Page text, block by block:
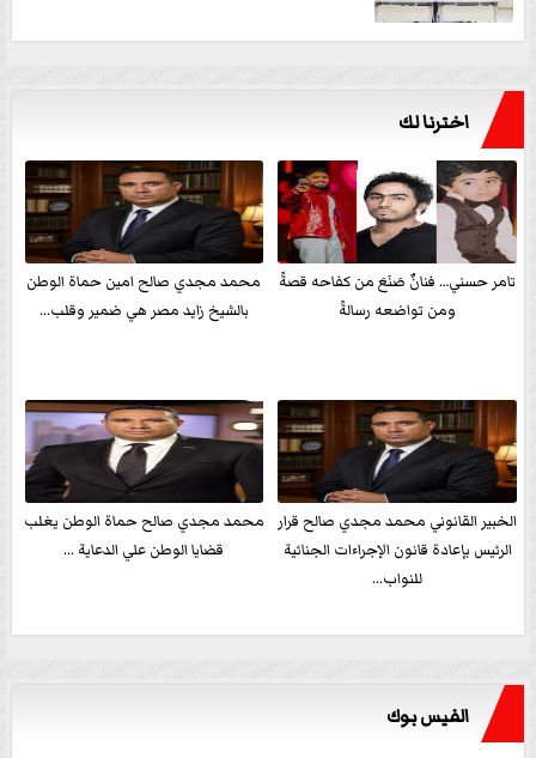
اخترنا لك
تامر حسني… فنانٌ صَنَعَ من كفاحه قصةً
ومن تواضعه رسالةً
محمد مجدي صالح امين حماة الوطن
بالشيخ زايد مصر هي ضمير وقلب...
الخبير القانوني محمد مجدي صالح قرار
الرئيس بإعادة قانون الإجراءات الجنائية
للنواب...
محمد مجدي صالح حماة الوطن يغلب
قضايا الوطن علي الدعاية ...
الفيس بوك